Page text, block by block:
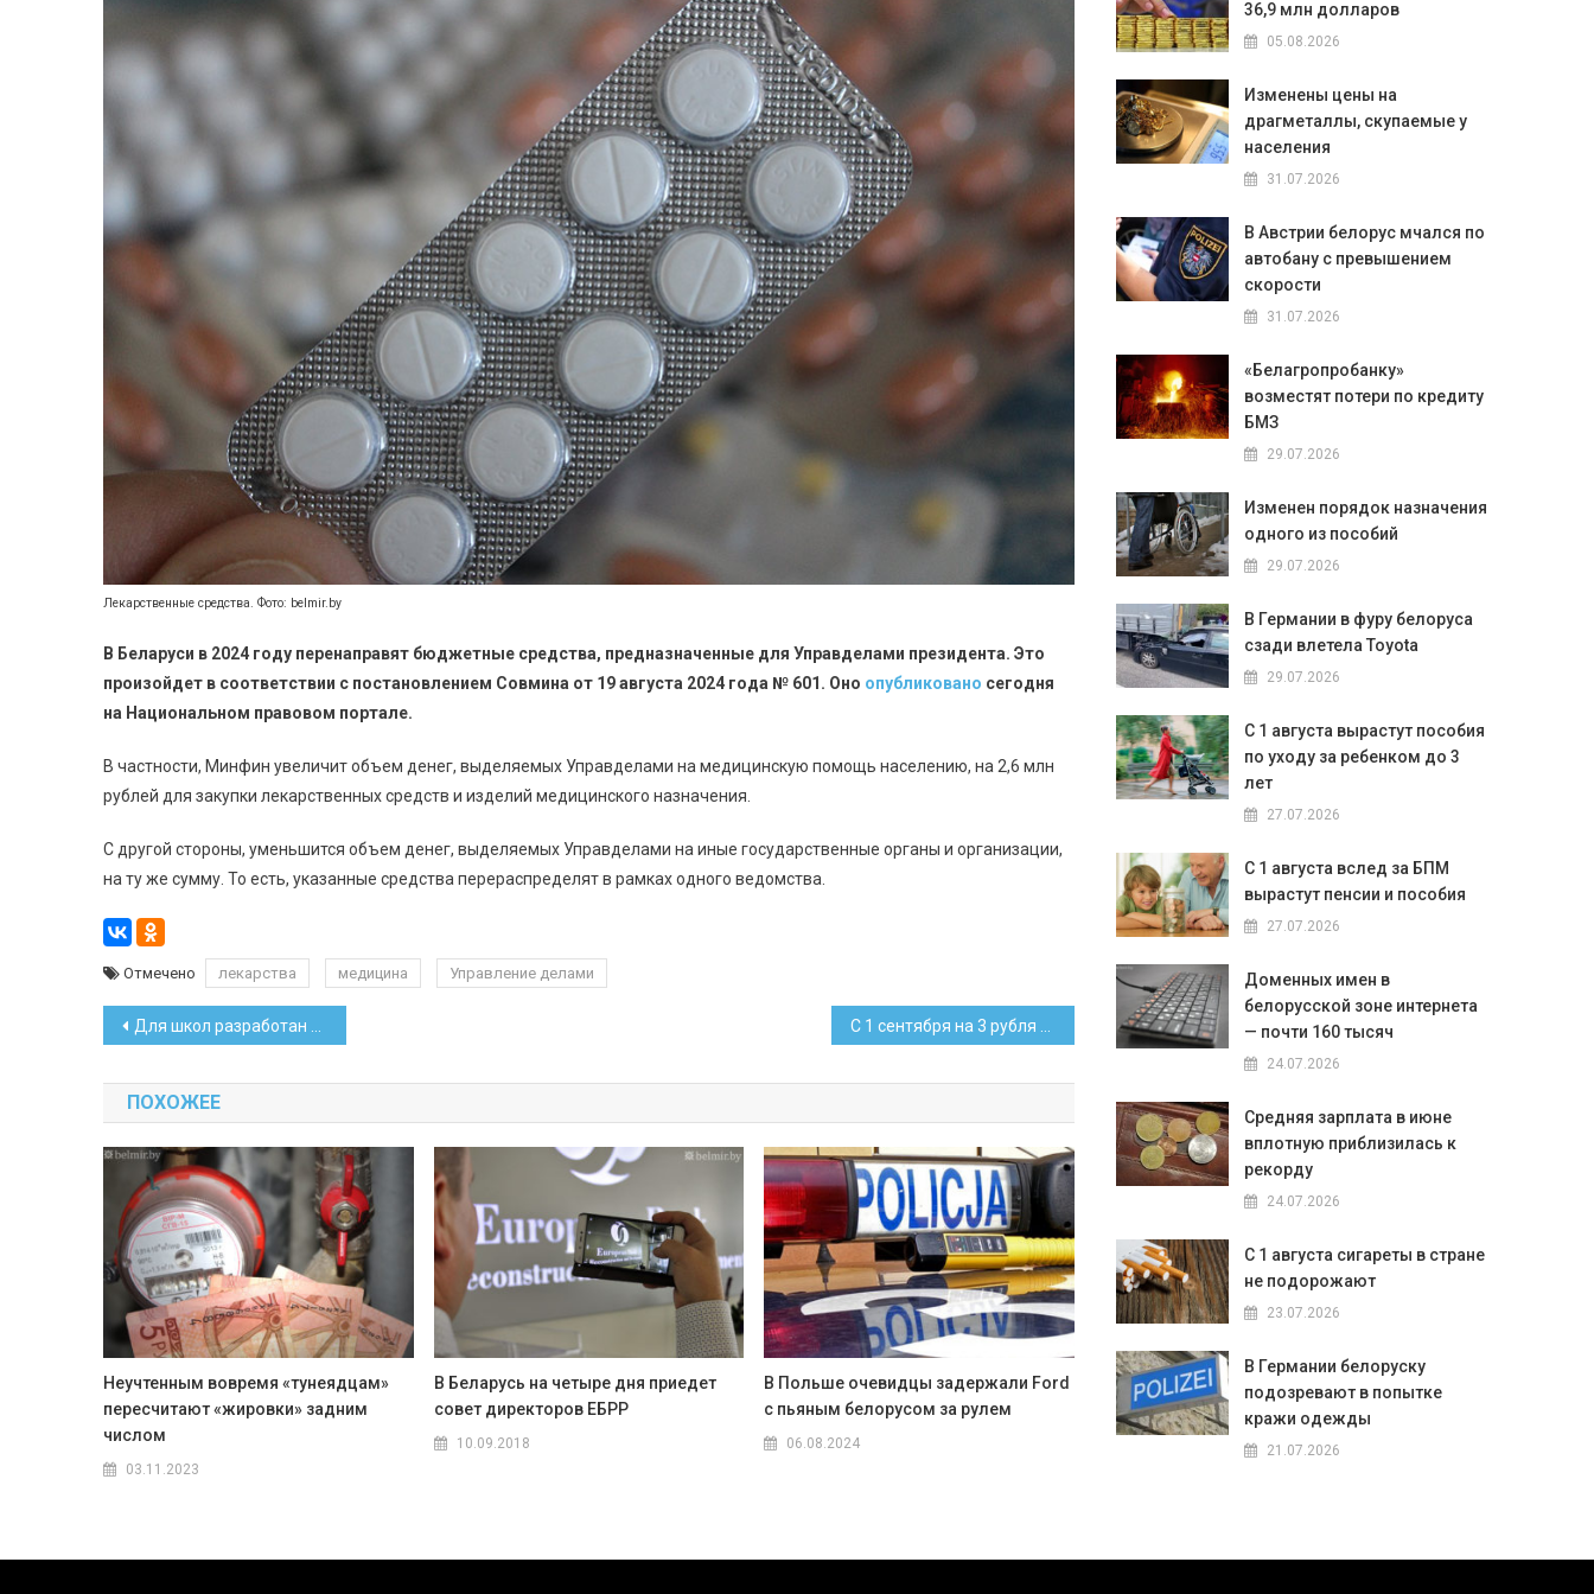
Лекарственные средства. Фото: belmir.by
В Беларуси в 2024 году перенаправят бюджетные средства, предназначенные для Управделами президента. Это
произойдет в соответствии с постановлением Совмина от 19 августа 2024 года № 601. Оно опубликовано сегодня
на Национальном правовом портале.
В частности, Минфин увеличит объем денег, выделяемых Управделами на медицинскую помощь населению, на 2,6 млн
рублей для закупки лекарственных средств и изделий медицинского назначения.
С другой стороны, уменьшится объем денег, выделяемых Управделами на иные государственные органы и организации,
на ту же сумму. То есть, указанные средства перераспределят в рамках одного ведомства.
Отмечено лекарства медицина Управление делами
Навигация
по
записям
Для школ разработан еще один курс по духовности и патриотизму С 1 сентября на 3 рубля вырастет базовая ставка
ПОХОЖЕЕ
Неучтенным вовремя «тунеядцам»
пересчитают «жировки» задним
числом
03.11.2023
В Беларусь на четыре дня приедет
совет директоров ЕБРР
10.09.2018
В Польше очевидцы задержали Ford
c пьяным белорусом за рулем
06.08.2024
36,9 млн долларов
05.08.2026
Изменены цены на
драгметаллы, скупаемые у
населения
31.07.2026
В Австрии белорус мчался по
автобану с превышением
скорости
31.07.2026
«Белагропробанку»
возместят потери по кредиту
БМЗ
29.07.2026
Изменен порядок назначения
одного из пособий
29.07.2026
В Германии в фуру белоруса
сзади влетела Toyota
29.07.2026
С 1 августа вырастут пособия
по уходу за ребенком до 3
лет
27.07.2026
С 1 августа вслед за БПМ
вырастут пенсии и пособия
27.07.2026
Доменных имен в
белорусской зоне интернета
— почти 160 тысяч
24.07.2026
Средняя зарплата в июне
вплотную приблизилась к
рекорду
24.07.2026
С 1 августа сигареты в стране
не подорожают
23.07.2026
В Германии белоруску
подозревают в попытке
кражи одежды
21.07.2026